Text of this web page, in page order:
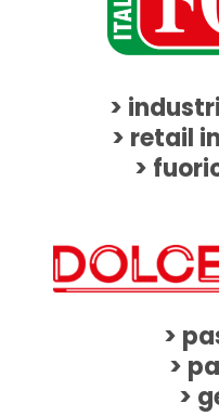
>
> retail
>
>
>
>